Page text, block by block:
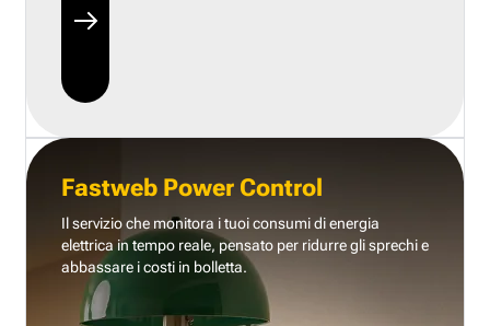
Fastweb Power Control
Il servizio che monitora i tuoi consumi di energia
elettrica in tempo reale, pensato per ridurre gli sprechi e
abbassare i costi in bolletta.